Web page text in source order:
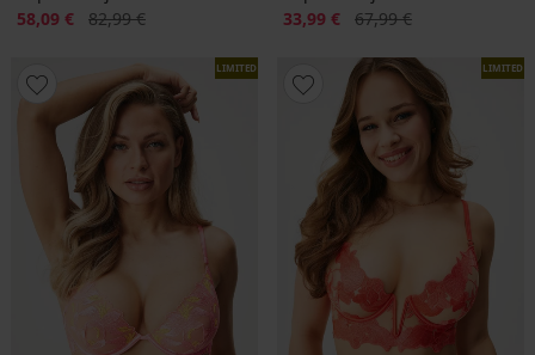
Popust
58,09 € Prvobitna cijena
82,99 €
Popust
33,99 € Prvobitna cijena
67,99 €
LIMITED LIMITED